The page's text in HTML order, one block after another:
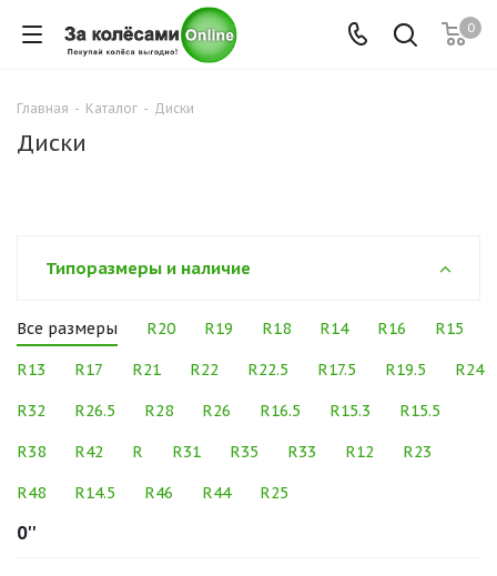
0
Главная - Каталог - Диски
Диски
Типоразмеры и наличие
Все размеры R20 R19 R18 R14 R16 R15
R13 R17 R21 R22 R22.5 R17.5 R19.5 R24
R32 R26.5 R28 R26 R16.5 R15.3 R15.5
R38 R42 R R31 R35 R33 R12 R23
R48 R14.5 R46 R44 R25
0''